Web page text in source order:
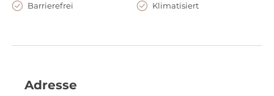
Barrierefrei
Klimatisiert
Adresse